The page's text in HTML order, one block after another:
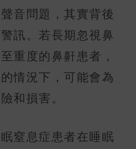
音問題，其實背後
訊。若長期忽視鼻
重度的鼻鼾患者，
情況下，可能會為
和損害。
窒息症患者在睡眠